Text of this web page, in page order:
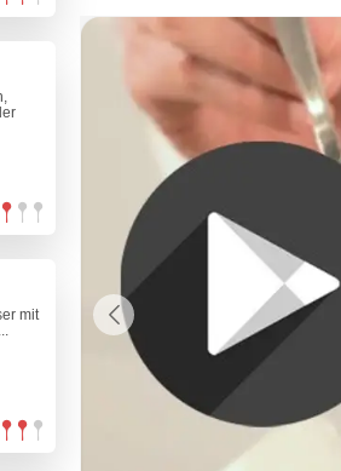
mit
Previous